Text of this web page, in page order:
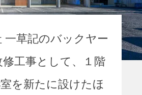
一草記のバックヤー
修工事として、１階
を新たに設けたほ